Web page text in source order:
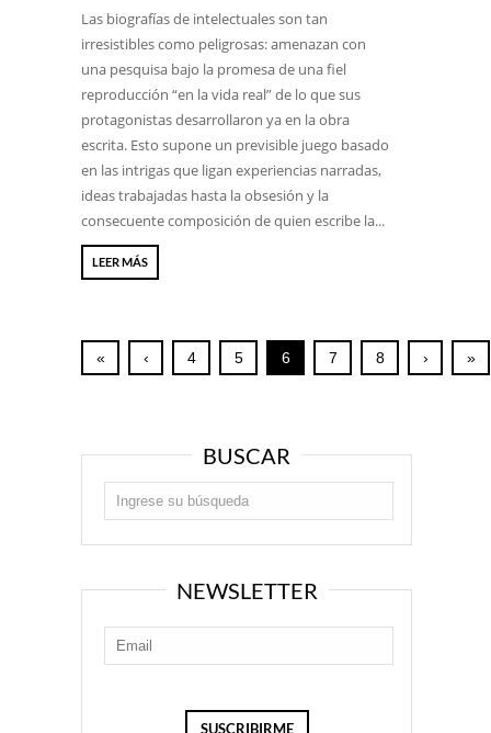
Las biografías de intelectuales son tan
irresistibles como peligrosas: amenazan con
una pesquisa bajo la promesa de una fiel
reproducción “en la vida real” de lo que sus
protagonistas desarrollaron ya en la obra
escrita. Esto supone un previsible juego basado
en las intrigas que ligan experiencias narradas,
ideas trabajadas hasta la obsesión y la
consecuente composición de quien escribe la...
LEER MÁS
« ‹ 4 5 6 7 8 › »
BUSCAR
NEWSLETTER